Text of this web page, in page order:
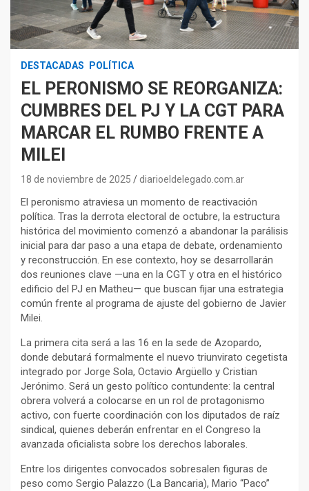
DESTACADAS POLÍTICA
EL PERONISMO SE REORGANIZA:
CUMBRES DEL PJ Y LA CGT PARA
MARCAR EL RUMBO FRENTE A
MILEI
18 de noviembre de 2025 diarioeldelegado.com.ar
El peronismo atraviesa un momento de reactivación
política. Tras la derrota electoral de octubre, la estructura
histórica del movimiento comenzó a abandonar la parálisis
inicial para dar paso a una etapa de debate, ordenamiento
y reconstrucción. En ese contexto, hoy se desarrollarán
dos reuniones clave —una en la CGT y otra en el histórico
edificio del PJ en Matheu— que buscan fijar una estrategia
común frente al programa de ajuste del gobierno de Javier
Milei.
La primera cita será a las 16 en la sede de Azopardo,
donde debutará formalmente el nuevo triunvirato cegetista
integrado por Jorge Sola, Octavio Argüello y Cristian
Jerónimo. Será un gesto político contundente: la central
obrera volverá a colocarse en un rol de protagonismo
activo, con fuerte coordinación con los diputados de raíz
sindical, quienes deberán enfrentar en el Congreso la
avanzada oficialista sobre los derechos laborales.
Entre los dirigentes convocados sobresalen figuras de
peso como Sergio Palazzo (La Bancaria), Mario “Paco”